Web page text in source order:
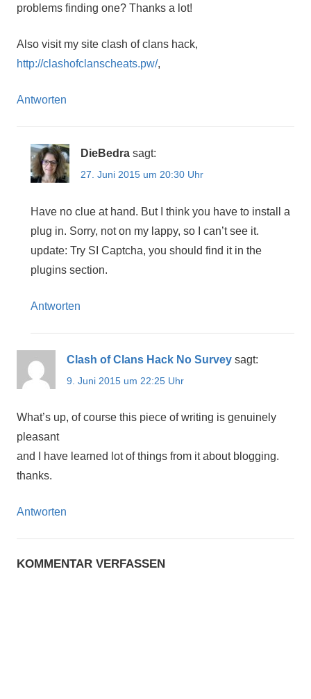
problems finding one? Thanks a lot!
Also visit my site clash of clans hack,
http://clashofclanscheats.pw/,
Antworten
DieBedra sagt:
27. Juni 2015 um 20:30 Uhr
Have no clue at hand. But I think you have to install a
plug in. Sorry, not on my lappy, so I can’t see it.
update: Try SI Captcha, you should find it in the
plugins section.
Antworten
Clash of Clans Hack No Survey sagt:
9. Juni 2015 um 22:25 Uhr
What’s up, of course this piece of writing is genuinely
pleasant
and I have learned lot of things from it about blogging.
thanks.
Antworten
KOMMENTAR VERFASSEN